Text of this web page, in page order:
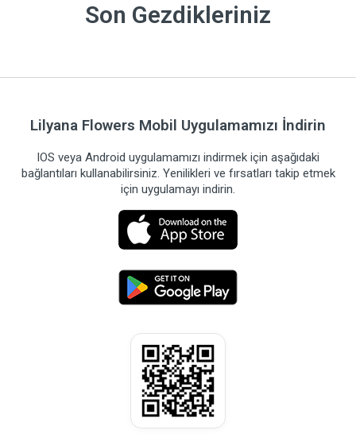
Son Gezdikleriniz
Lilyana Flowers Mobil Uygulamamızı İndirin
IOS veya Android uygulamamızı indirmek için aşağıdaki
bağlantıları kullanabilirsiniz. Yenilikleri ve fırsatları takip etmek
için uygulamayı indirin.